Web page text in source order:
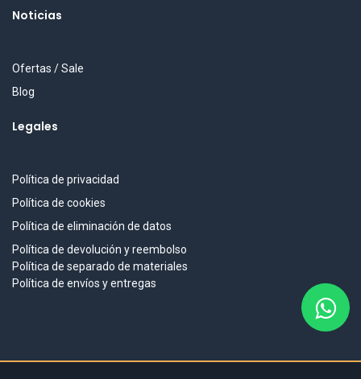
Noticias
Ofertas / Sale
Blog
Legales
Política de privacidad
Política de cookies
Política de eliminación de datos
Política de devolución y reembolso
Política de separado de materiales
Política de envíos y entregas